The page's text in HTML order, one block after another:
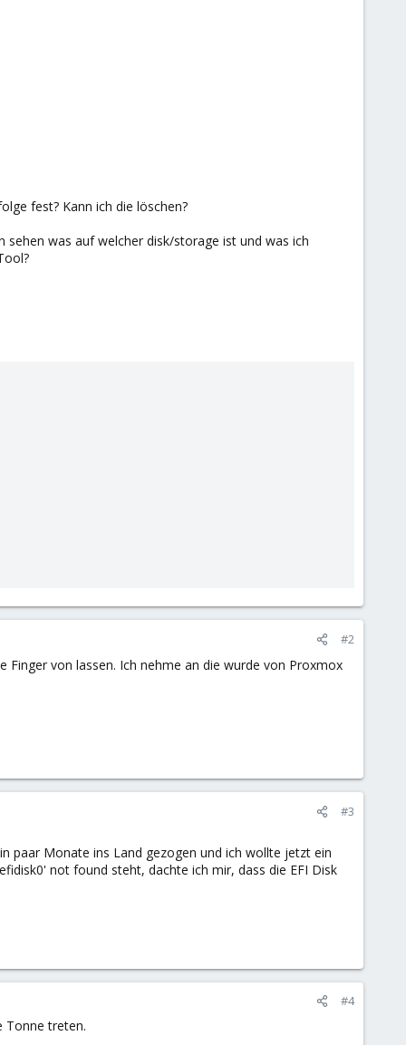
fest? Kann ich die löschen?
sehen was auf welcher disk/storage ist und was ich
#2
Finger von lassen. Ich nehme an die wurde von Proxmox
#3
paar Monate ins Land gezogen und ich wollte jetzt ein
not found steht, dachte ich mir, dass die EFI Disk
#4
Tonne treten.